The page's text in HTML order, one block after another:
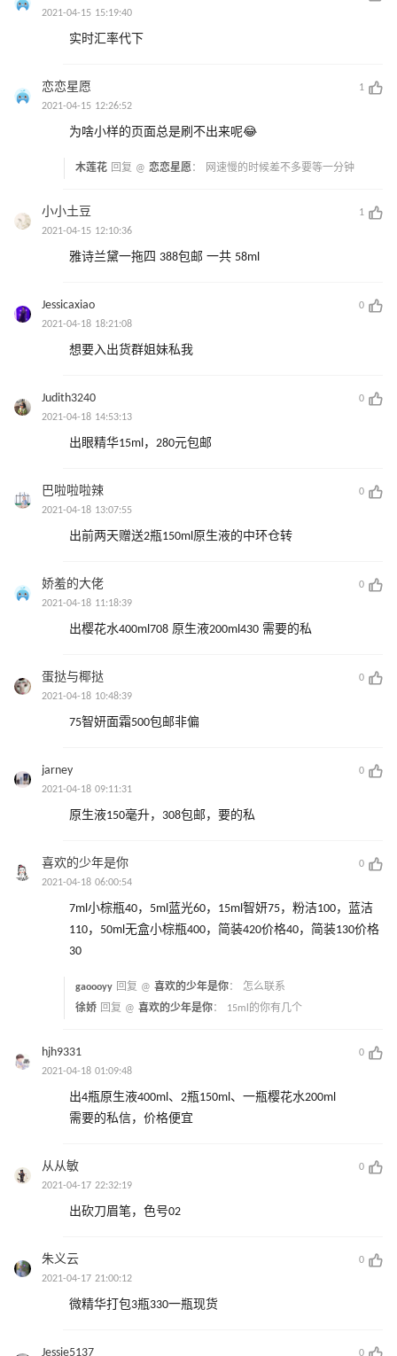
2021-04-15 15:19:40
实时汇率代下
恋恋星愿
1
2021-04-15 12:26:52
为啥小样的页面总是刷不出来呢😂
木莲花 回复 @ 恋恋星愿： 网速慢的时候差不多要等一分钟
小小土豆
1
2021-04-15 12:10:36
雅诗兰黛一拖四 388包邮 一共 58ml
Jessicaxiao
0
2021-04-18 18:21:08
想要入出货群姐妹私我
Judith3240
0
2021-04-18 14:53:13
出眼精华15ml，280元包邮
巴啦啦啦辣
0
2021-04-18 13:07:55
出前两天赠送2瓶150ml原生液的中环仓转
娇羞的大佬
0
2021-04-18 11:18:39
出樱花水400ml708 原生液200ml430 需要的私
蛋挞与椰挞
0
2021-04-18 10:48:39
75智妍面霜500包邮非偏
jarney
0
2021-04-18 09:11:31
原生液150毫升，308包邮，要的私
喜欢的少年是你
0
2021-04-18 06:00:54
7ml小棕瓶40，5ml蓝光60，15ml智妍75，粉洁100，蓝洁
110，50ml无盒小棕瓶400，简装420价格40，简装130价格
30
gaoooyy 回复 @ 喜欢的少年是你： 怎么联系
徐娇 回复 @ 喜欢的少年是你： 15ml的你有几个
hjh9331
0
2021-04-18 01:09:48
出4瓶原生液400ml、2瓶150ml、一瓶樱花水200ml
需要的私信，价格便宜
从从敏
0
2021-04-17 22:32:19
出砍刀眉笔，色号02
朱义云
0
2021-04-17 21:00:12
微精华打包3瓶330一瓶现货
Jessie5137
0